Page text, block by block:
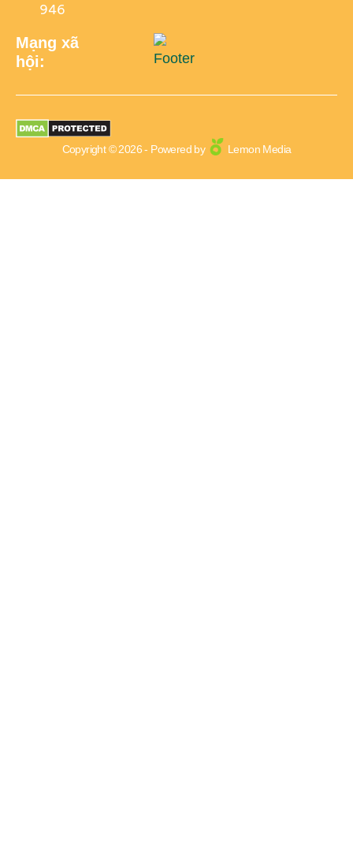
946
Mạng xã
hội:
Copyright © 2026 - Powered by Lemon Media